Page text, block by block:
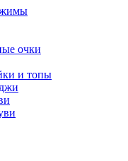
очки
и топы